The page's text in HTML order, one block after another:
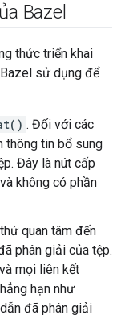
Bazel
thức triển khai
sử dụng để
. Đối với các
thông tin bổ sung
Đây là nút cấp
không có phần
quan tâm đến
phân giải của tệp.
và mọi liên kết
hạn như
đã phân giải